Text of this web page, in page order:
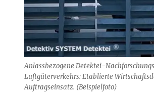
Anlassbezogene Detektei-
Luftgüterverkehrs: Etablierte
Auftragseinsatz. (Beispielfoto)